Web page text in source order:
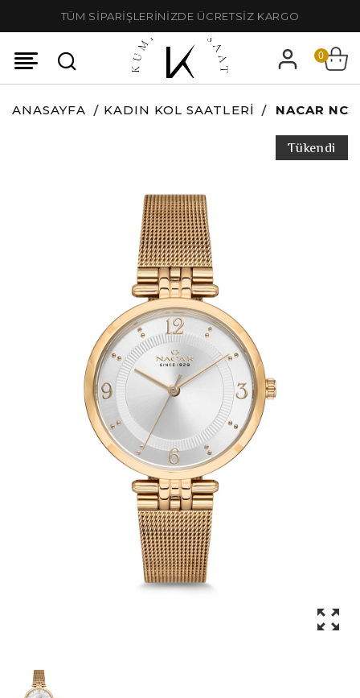
TÜM SİPARİŞLERİNİZDE ÜCRETSİZ KARGO
0
ANASAYFA KADIN KOL SAATLERI NACAR
Tükendi